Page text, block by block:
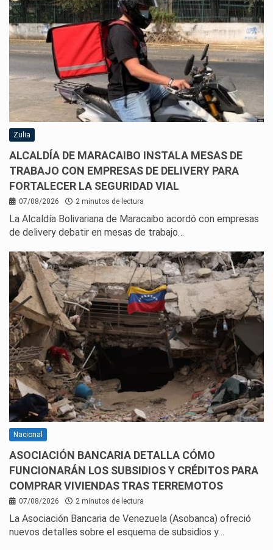
Zulia
ALCALDÍA DE MARACAIBO INSTALA MESAS DE
TRABAJO CON EMPRESAS DE DELIVERY PARA
FORTALECER LA SEGURIDAD VIAL
07/08/2026 2 minutos de lectura
La Alcaldía Bolivariana de Maracaibo acordó con empresas
de delivery debatir en mesas de trabajo…
Nacional
ASOCIACIÓN BANCARIA DETALLA CÓMO
FUNCIONARÁN LOS SUBSIDIOS Y CRÉDITOS PARA
COMPRAR VIVIENDAS TRAS TERREMOTOS
07/08/2026 2 minutos de lectura
La Asociación Bancaria de Venezuela (Asobanca) ofreció
nuevos detalles sobre el esquema de subsidios y…